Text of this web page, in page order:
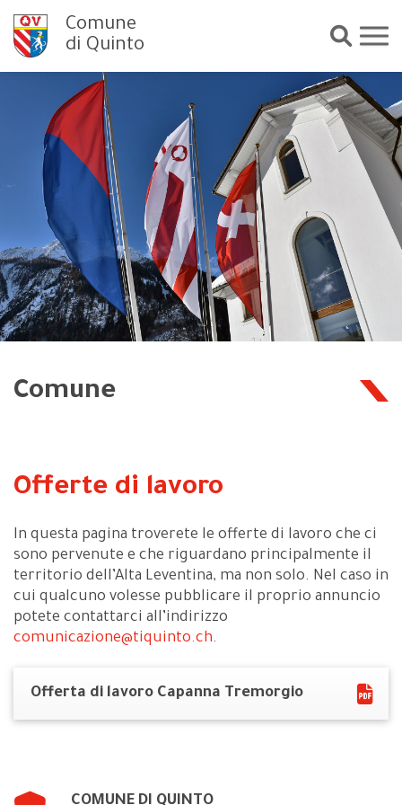
Comune
di Quinto
Comune
Offerte di lavoro
In questa pagina troverete le offerte di lavoro che ci
sono pervenute e che riguardano principalmente il
territorio dell’Alta Leventina, ma non solo. Nel caso in
cui qualcuno volesse pubblicare il proprio annuncio
potete contattarci all’indirizzo
comunicazione@tiquinto.ch.
Offerta di lavoro Capanna Tremorgio